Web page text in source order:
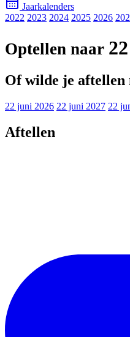
Jaarkalenders
2022 2023 2024 2025 2026
Optellen naar
Of wilde je aftellen
22 juni 2026 22 juni 2027 22
Aftellen